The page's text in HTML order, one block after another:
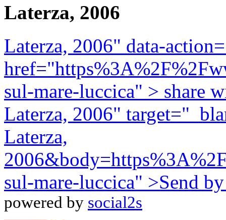
Laterza, 2006
Laterza, 2006" data-
sul-mare-luccica" > share
Laterza, 2006"
Laterza,
sul-mare-luccica" >Send
powered by social2s